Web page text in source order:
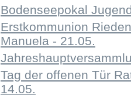
Bodenseepokal
Erstkommunion
Manuela - 21.05.
Tag der offenen Tür
14.05.